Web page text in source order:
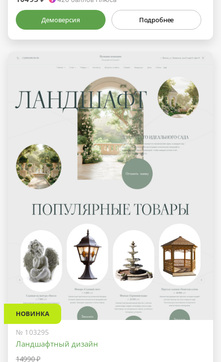
Демоверсия Подробнее
НОВИНКА
№ 103295
Ландшафтный дизайн
14990 ₽